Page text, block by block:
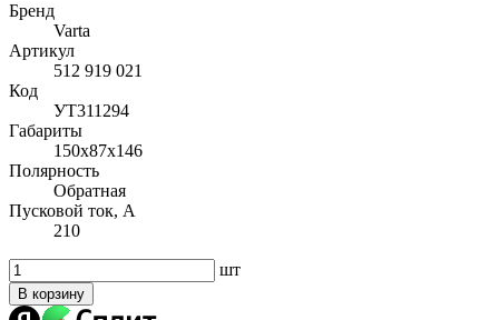
Бренд
Varta
Артикул
512 919 021
Код
УТ311294
Габариты
150x87x146
Полярность
Обратная
Пусковой ток, А
210
шт
В корзину